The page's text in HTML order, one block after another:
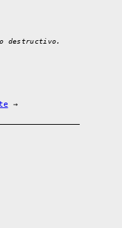
destructivo.
→